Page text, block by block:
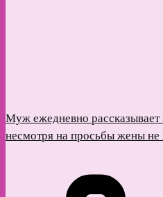
Муж ежедневно
несмотря на просьбы жены не